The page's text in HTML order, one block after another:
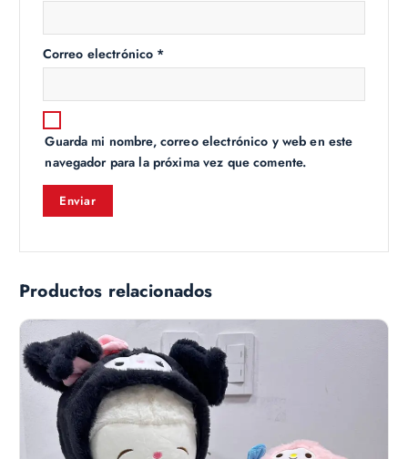
Correo electrónico *
Guarda mi nombre, correo electrónico y web en este
navegador para la próxima vez que comente.
Productos relacionados